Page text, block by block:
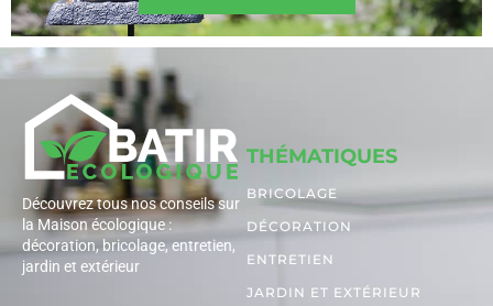
Découvrez tous nos conseils sur
la Maison écologique :
décoration, bricolage, entretien,
jardin et extérieur
THÉMATIQUES
BRICOLAGE
DÉCORATION
ENTRETIEN
JARDIN ET EXTÉRIEUR